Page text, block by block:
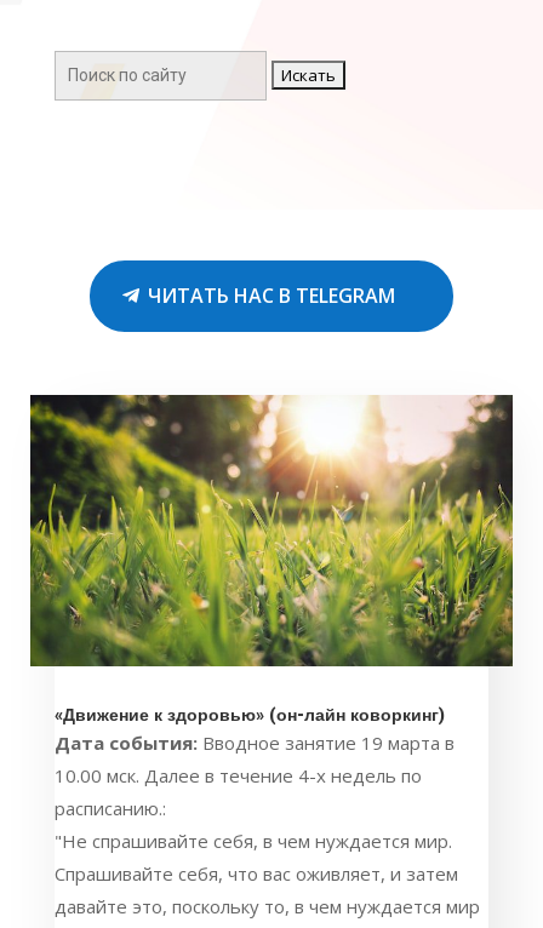
Поиск:
ЧИТАТЬ НАС В TELEGRAM
«Движение к здоровью» (он-лайн коворкинг)
Дата события: Вводное занятие 19 марта в
10.00 мск. Далее в течение 4-х недель по
расписанию.:
"Не спрашивайте себя, в чем нуждается мир.
Спрашивайте себя, что вас оживляет, и затем
давайте это, поскольку то, в чем нуждается мир